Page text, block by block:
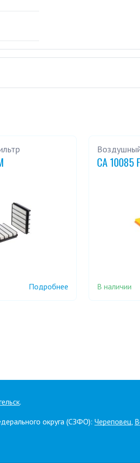
Подробнее
CA 10085
В наличии
.
округа (СЗФО): Череповец,